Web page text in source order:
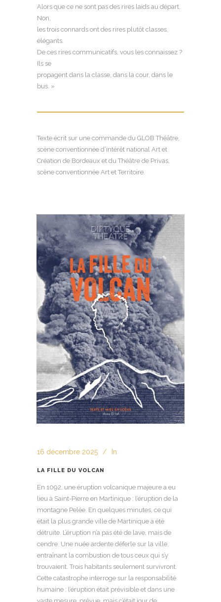
Alors que ce ne sont pas des rires laids au départ.
Non,
les trois connards ont des rires plutôt classes,
élégants.
De ces rires communicatifs, vous les connaissez ?
Ils se
propagent dans la classe, dans la cour, dans le
bus. »
Texte écrit sur une commande du GLOB Théâtre,
scène conventionnée d’intérêt national Art et
Création de Bordeaux et du Théâtre de Privas,
scène conventionnée Art et Territoire.
16 décembre 2025 In
LA FILLE DU VOLCAN
En 1092, une éruption volcanique majeure a eu
lieu à Saint-Pierre en Martinique : l’éruption de la
montagne Pelée. En quelques minutes, ce qui
était la plus grande ville de Martinique a été
détruite. L’éruption n’a pas été de lave, mais de
cendre. Une nuée ardente déferle sur la ville,
entraînant la combustion de tous ceux qui s’y
trouvaient. Trois habitants seulement survivront.
Cette catastrophe interroge sur la responsabilité
humaine : l’éruption était prévisible et dans une